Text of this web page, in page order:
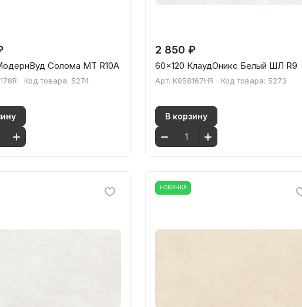
Солома МТ R10A
Код товара: 5274
2 850 ₽
60x120 КлаудОникс Белый ШЛ R9
Арт. K958167HR Код товара: 5273
В корзину
НОВИНКА